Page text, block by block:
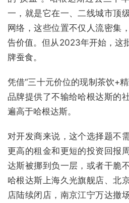
一，就是它在一、二线城市顶
网络，这些位置不仅人流密集
告价值。但从2023年开始，这
牌蚕食。
凭借“三十元价位的现制茶饮+
品牌提供了不输给哈根达斯的
遍高于哈根达斯。
对开发商来说，这个选择题不
更高的租金和更短的投资回报
达斯被挪到负一层，或者干脆
哈根达斯上海久光旗舰店、北
店陆续闭店，南京江宁万达撤